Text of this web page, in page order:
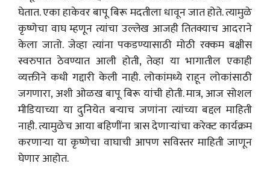
घेतात. एका हाकेवर बापू बिरू मदतीला धावून जात होते. त्यामुळे
कृष्णेचा वाघ म्हणून त्यांचा उल्लेख आजही तितक्याच आदराने
केला जातो. जेव्हा त्यांना पकडण्यासाठी मोठी रक्कम बक्षीस
स्वरुपात ठेवण्यात आली होती, तेव्हा या भागातील एकाही
व्यक्तीने कधी गद्दारी केली नाही. लोकांमध्ये राहून लोकांसाठी
जगणारा, अशी ओळख बापू बिरू यांची होती. मात्र, आज सोशल
मीडियाच्या या दुनियेत बऱ्याच जणांना त्यांच्या बद्दल माहिती
नाही. त्यामुळेच आया बहि‍णींना त्रास देणाऱ्यांचा करेक्ट कार्यक्रम
करणाऱ्या या कृष्णेचा वाघाची आपण सविस्तर माहिती जाणून
घेणार आहोत.